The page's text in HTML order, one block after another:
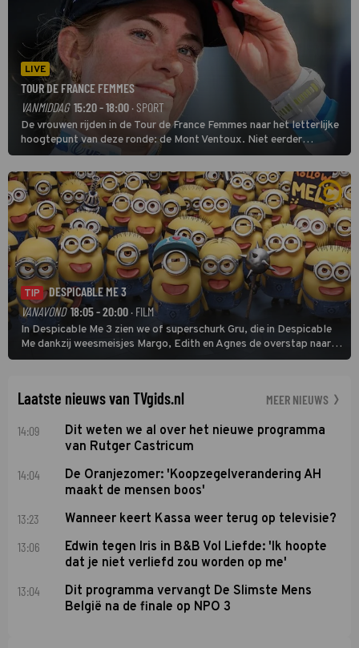
LIVE
TOUR DE FRANCE FEMMES
VANMIDDAG 15:20 - 18:00 · SPORT
De vrouwen rijden in de Tour de France Femmes naar het letterlijke
hoogtepunt van deze ronde: de Mont Ventoux. Niet eerder
finishten de vrouwen voor deze koers op deze kale col uit de
buitencategorie. De aanloop naar de slotklim is vlak.
TIP
DESPICABLE ME 3
VANAVOND 18:05 - 20:00· FILM
In Despicable Me 3 zien we of superschurk Gru, die in Despicable
Me dankzij weesmeisjes Margo, Edith en Agnes de overstap naar
het rechte pad maakte, ook op dat pad weet te blijven.
Laatste nieuws van TVgids.nl MEER NIEUWS
14:09
Dit weten we al over het nieuwe programma
van Rutger Castricum
14:04
De Oranjezomer: 'Koopzegelverandering AH
maakt de mensen boos'
13:23 Wanneer keert Kassa weer terug op televisie?
13:06
Edwin tegen Iris in B&B Vol Liefde: 'Ik hoopte
dat je niet verliefd zou worden op me'
13:04
Dit programma vervangt De Slimste Mens
België na de finale op NPO 3